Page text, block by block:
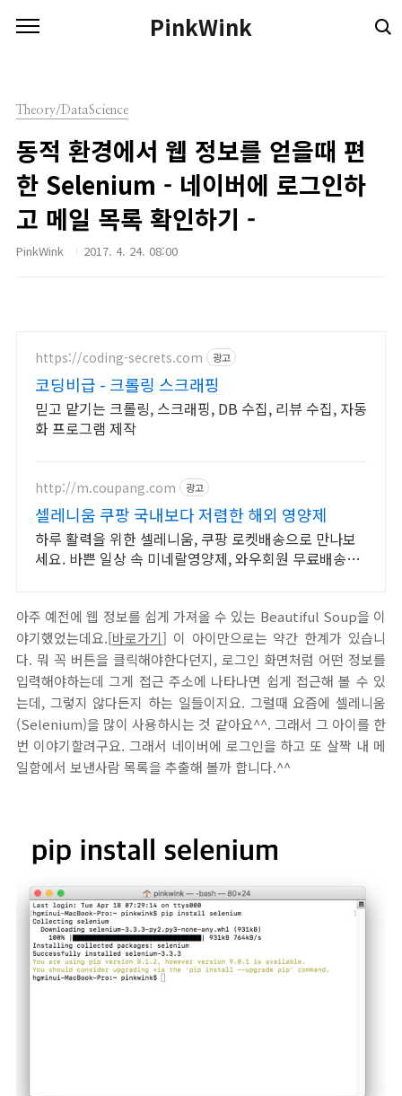
PinkWink
Theory/DataScience
동적 환경에서 웹 정보를 얻을때 편
한 Selenium - 네이버에 로그인하
고 메일 목록 확인하기 -
PinkWink 2017. 4. 24. 08:00
https://coding-secrets.com 광고
코딩비급 - 크롤링 스크래핑
믿고 맡기는 크롤링, 스크래핑, DB 수집, 리뷰 수집, 자동
화 프로그램 제작
http://m.coupang.com 광고
셀레니움 쿠팡 국내보다 저렴한 해외 영양제
하루 활력을 위한 셀레니움, 쿠팡 로켓배송으로 만나보
세요. 바쁜 일상 속 미네랄영양제, 와우회원 무료배송으
아주 예전에 웹 정보를 쉽게 가져올 수 있는 Beautiful Soup을 이
야기했었는데요.[바로가기] 이 아이만으로는 약간 한계가 있습니
다. 뭐 꼭 버튼을 클릭해야한다던지, 로그인 화면처럼 어떤 정보를
입력해야하는데 그게 접근 주소에 나타나면 쉽게 접근해 볼 수 있
는데, 그렇지 않다든지 하는 일들이지요. 그럴때 요즘에 셀레니움
(Selenium)을 많이 사용하시는 것 같아요^^. 그래서 그 아이를 한
번 이야기할려구요. 그래서 네이버에 로그인을 하고 또 살짝 내 메
일함에서 보낸사람 목록을 추출해 볼까 합니다.^^